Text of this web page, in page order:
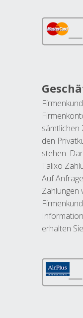
sämtlichen
den
stehen.
Talixo
Auf
Zahlungen
erhalten Sie